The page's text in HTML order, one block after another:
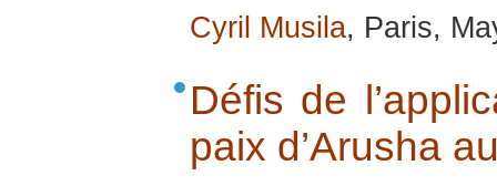
Cyril Musila, Paris,
Défis de
paix d’Arusha